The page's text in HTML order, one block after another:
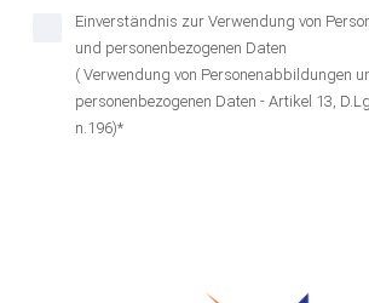
Einverständnis zur Verwendung von
und personenbezogenen Daten
( Verwendung von Personenabbildungen
personenbezogenen Daten - Artikel 13,
n.196)*